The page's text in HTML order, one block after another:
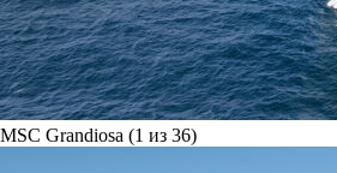
MSC Grandiosa (1 из 36)